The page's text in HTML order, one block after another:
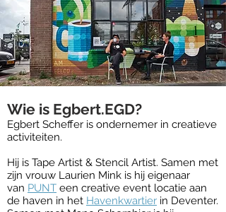
Wie is Egbert.EGD?
Egbert Scheffer is ondernemer in creatieve
activiteiten.
​Hij is Tape Artist & Stencil Artist. Samen met
zijn vrouw Laurien Mink is hij eigenaar
van PUNT een creative event locatie aan
de haven in het Havenkwartier in Deventer.